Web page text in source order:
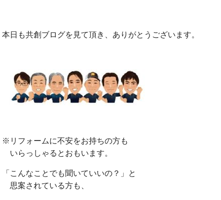
本日も共創ブログを見て頂き、ありがとうございます。
※リフォームに不安をお持ちの方も
いらっしゃるとおもいます。
「こんなことでも聞いていいの？」と
思案されている方も、